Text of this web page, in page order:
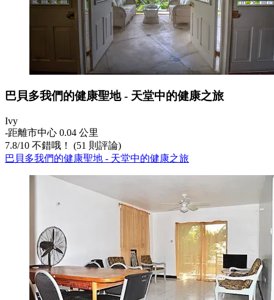
巴貝多我們的健康聖地 - 天堂中的健康之旅
Ivy
‐距離市中心 0.04 公里
7.8/10 不錯哦！ (51 則評論)
巴貝多我們的健康聖地 - 天堂中的健康之旅